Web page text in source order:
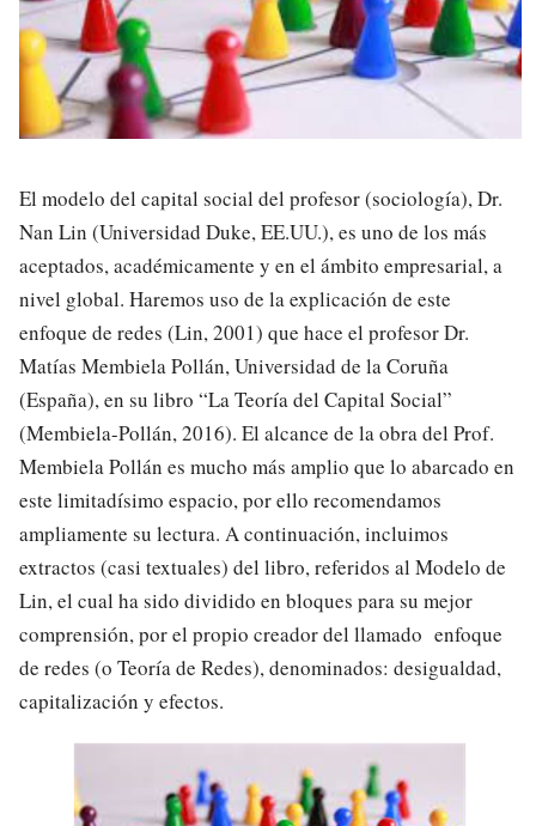
El modelo del capital social del profesor (sociología), Dr.
Nan Lin (Universidad Duke, EE.UU.), es uno de los más
aceptados, académicamente y en el ámbito empresarial, a
nivel global. Haremos uso de la explicación de este
enfoque de redes (Lin, 2001) que hace el profesor Dr.
Matías Membiela Pollán, Universidad de la Coruña
(España), en su libro “La Teoría del Capital Social”
(Membiela-Pollán, 2016). El alcance de la obra del Prof.
Membiela Pollán es mucho más amplio que lo abarcado en
este limitadísimo espacio, por ello recomendamos
ampliamente su lectura. A continuación, incluimos
extractos (casi textuales) del libro, referidos al Modelo de
Lin, el cual ha sido dividido en bloques para su mejor
comprensión, por el propio creador del llamado enfoque
de redes (o Teoría de Redes), denominados: desigualdad,
capitalización y efectos.